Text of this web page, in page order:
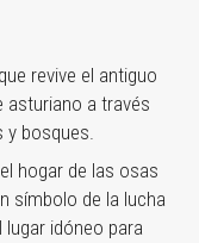
que revive el antiguo
asturiano a través
bosques.
hogar de las osas
símbolo de la lucha
idóneo para